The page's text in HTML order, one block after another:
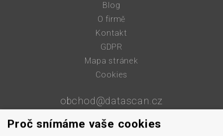
Blog
O firmě
Kontakt
GDPR
Mapa stránek
Cookies
obchod@datascan.cz
+420 513 035 401
Proč snímáme vaše cookies